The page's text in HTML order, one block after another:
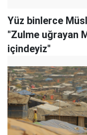
Yüz binlerce
"Zulme uğrayan
içindeyiz"